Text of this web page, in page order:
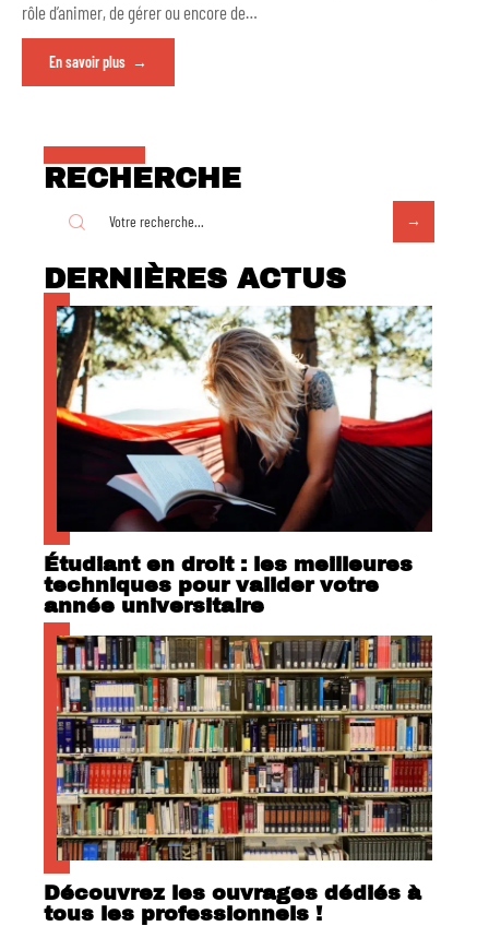
rôle d’animer, de gérer ou encore de…
En savoir plus
RECHERCHE
DERNIÈRES ACTUS
Étudiant en droit : les meilleures
techniques pour valider votre
année universitaire
Découvrez les ouvrages dédiés à
tous les professionnels !